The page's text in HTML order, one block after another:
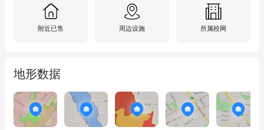
附近已售 周边设施 所属校网
地形数据